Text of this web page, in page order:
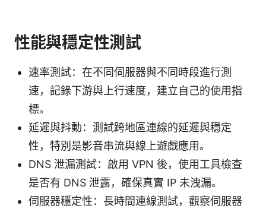
性能與穩定性測試
速率測試：在不同伺服器與不同時段進行測
速，記錄下游與上行速度，建立自己的使用指
標。
延遲與抖動：測試跨地區連線的延遲與穩定
性，特別是影音串流與線上遊戲應用。
DNS 泄漏測試：啟用 VPN 後，使用工具檢查
是否有 DNS 泄露，確保真實 IP 未洩漏。
伺服器穩定性：長時間連線測試，觀察伺服器